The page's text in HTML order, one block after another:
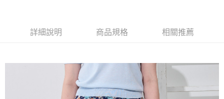
2.付款方式選擇「大哥付你分期」，訂單成立後會自動跳轉到大哥付的交易
流程，驗證手機門號後，選擇欲分期的期數、繳款截止日，確認付款後即完
4.訂單成立30分鐘內，如未前往確認交易或遇審核未通過，訂單將自動取
消。如遇「轉專審核」未通過狀況，表示未達大哥付你分期系統評分，恕無
相關說明
１．簡單：不需註冊會員、不需綁卡、不需儲值。
２．便利：只要手機號碼，簡訊認證，即可結帳。
３．安心：先確認商品／服務後，再付款。
詳細說明 商品規格 相關推薦